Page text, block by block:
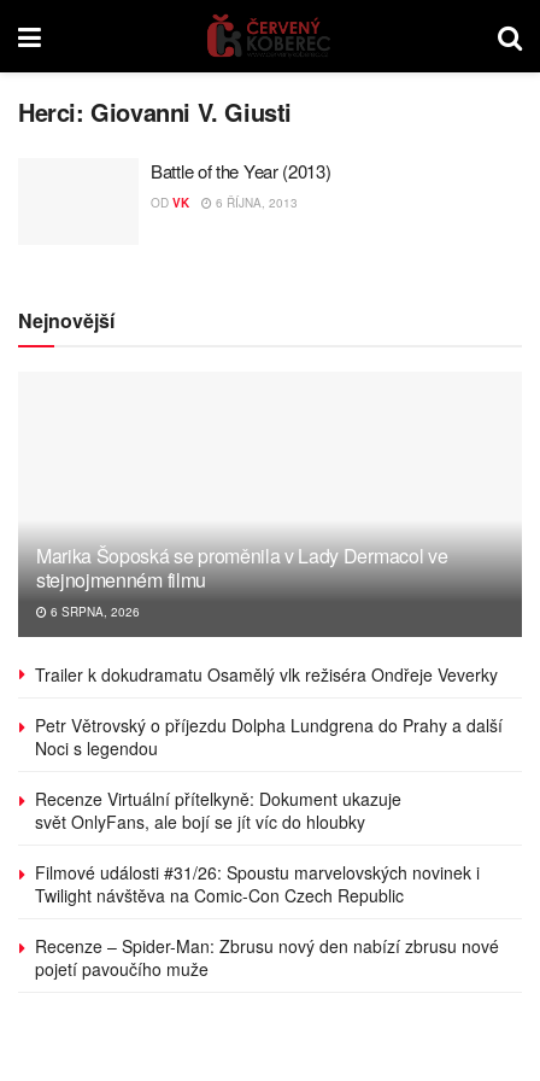
Herci:Giovanni V. Giusti
Battle of the Year (2013)
OD VK 6 ŘÍJNA, 2013
Nejnovější
Marika Šoposká se proměnila v Lady Dermacol ve
stejnojmenném filmu
6 SRPNA, 2026
Trailer k dokudramatu Osamělý vlk režiséra Ondřeje Veverky
Petr Větrovský o příjezdu Dolpha Lundgrena do Prahy a další
Noci s legendou
Recenze Virtuální přítelkyně: Dokument ukazuje
svět OnlyFans, ale bojí se jít víc do hloubky
Filmové události #31/26: Spoustu marvelovských novinek i
Twilight návštěva na Comic-Con Czech Republic
Recenze – Spider-Man: Zbrusu nový den nabízí zbrusu nové
pojetí pavoučího muže